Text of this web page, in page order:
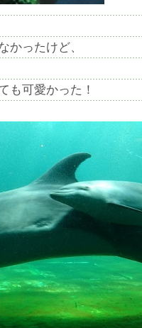
かったけど、
も可愛かった！